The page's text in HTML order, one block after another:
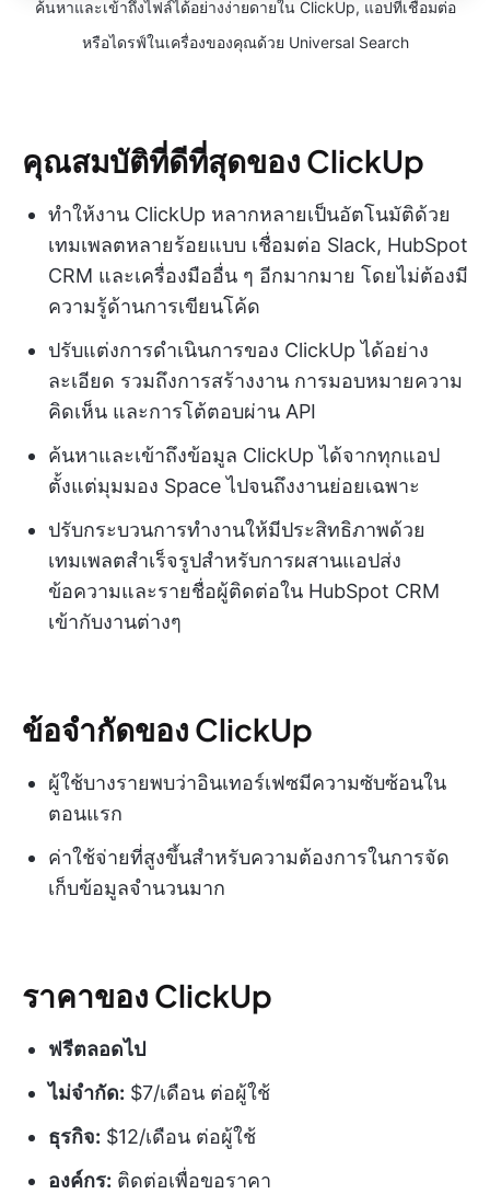
ค้นหาและเข้าถึงไฟล์ได้อย่างง่ายดายใน ClickUp, แอปที่เชื่อมต่อ
หรือไดรฟ์ในเครื่องของคุณด้วย Universal Search
คุณสมบัติที่ดีที่สุดของ ClickUp
ทำให้งาน ClickUp หลากหลายเป็นอัตโนมัติด้วย
เทมเพลตหลายร้อยแบบ เชื่อมต่อ Slack, HubSpot
CRM และเครื่องมืออื่น ๆ อีกมากมาย โดยไม่ต้องมี
ความรู้ด้านการเขียนโค้ด
ปรับแต่งการดำเนินการของ ClickUp ได้อย่าง
ละเอียด รวมถึงการสร้างงาน การมอบหมายความ
คิดเห็น และการโต้ตอบผ่าน API
ค้นหาและเข้าถึงข้อมูล ClickUp ได้จากทุกแอป
ตั้งแต่มุมมอง Space ไปจนถึงงานย่อยเฉพาะ
ปรับกระบวนการทำงานให้มีประสิทธิภาพด้วย
เทมเพลตสำเร็จรูปสำหรับการผสานแอปส่ง
ข้อความและรายชื่อผู้ติดต่อใน HubSpot CRM
เข้ากับงานต่างๆ
ข้อจำกัดของ ClickUp
ผู้ใช้บางรายพบว่าอินเทอร์เฟซมีความซับซ้อนใน
ตอนแรก
ค่าใช้จ่ายที่สูงขึ้นสำหรับความต้องการในการจัด
เก็บข้อมูลจำนวนมาก
ราคาของ ClickUp
ฟรีตลอดไป
ไม่จำกัด: $7/เดือน ต่อผู้ใช้
ธุรกิจ: $12/เดือน ต่อผู้ใช้
องค์กร: ติดต่อเพื่อขอราคา